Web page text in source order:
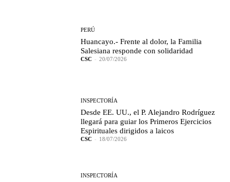
PERÚ
Huancayo.- Frente al dolor, la Familia
Salesiana responde con solidaridad
CSC - 20/07/2026
INSPECTORÍA
Desde EE. UU., el P. Alejandro Rodríguez
llegará para guiar los Primeros Ejercicios
Espirituales dirigidos a laicos
CSC - 18/07/2026
INSPECTORÍA